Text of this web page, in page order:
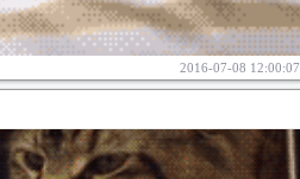
2016-07-08 12:00:07